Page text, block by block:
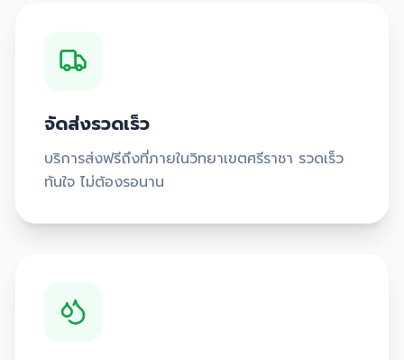
จัดส่งรวดเร็ว
บริการส่งฟรีถึงที่ภายในวิทยาเขตศรีราชา รวดเร็ว
ทันใจ ไม่ต้องรอนาน